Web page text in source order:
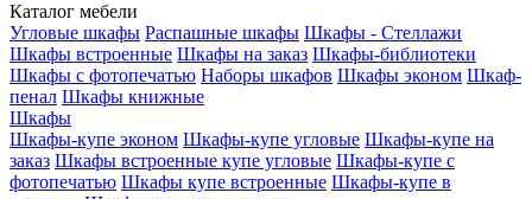
Каталог мебели
Угловые шкафы Распашные шкафы Шкафы - Стеллажи
Шкафы встроенные Шкафы на заказ Шкафы-библиотеки
Шкафы с фотопечатью Наборы шкафов Шкафы эконом Шкаф-
пенал Шкафы книжные
Шкафы
Шкафы-купе эконом Шкафы-купе угловые Шкафы-купе на
заказ Шкафы встроенные купе угловые Шкафы-купе с
фотопечатью Шкафы купе встроенные Шкафы-купе в